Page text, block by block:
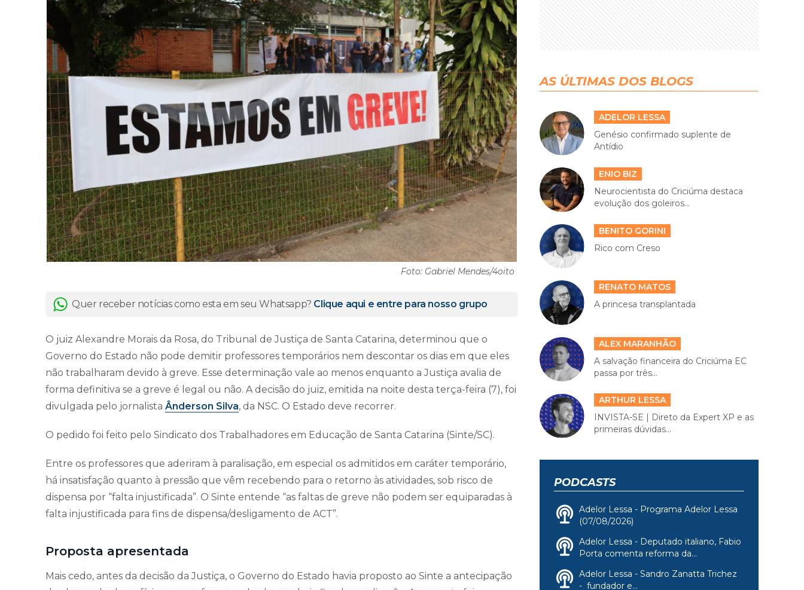
Foto: Gabriel Mendes/4oito
Quer receber notícias como esta em seu Whatsapp? Clique aqui e entre para nosso grupo
O juiz Alexandre Morais da Rosa, do Tribunal de Justiça de Santa Catarina, determinou que o
Governo do Estado não pode demitir professores temporários nem descontar os dias em que eles
não trabalharam devido à greve. Esse determinação vale ao menos enquanto a Justiça avalia de
forma definitiva se a greve é legal ou não. A decisão do juiz, emitida na noite desta terça-feira (7), foi
divulgada pelo jornalista Ânderson Silva, da NSC. O Estado deve recorrer.
O pedido foi feito pelo Sindicato dos Trabalhadores em Educação de Santa Catarina (Sinte/SC).
Entre os professores que aderiram à paralisação, em especial os admitidos em caráter temporário,
há insatisfação quanto à pressão que vêm recebendo para o retorno às atividades, sob risco de
dispensa por “falta injustificada”. O Sinte entende “as faltas de greve não podem ser equiparadas à
falta injustificada para fins de dispensa/desligamento de ACT”.
Proposta apresentada
Mais cedo, antes da decisão da Justiça, o Governo do Estado havia proposto ao Sinte a antecipação
AS ÚLTIMAS DOS BLOGS
ADELOR LESSA
Genésio confirmado suplente de
Antídio
ENIO BIZ
Neurocientista do Criciúma destaca
evolução dos goleiros...
BENITO GORINI
Rico com Creso
RENATO MATOS
A princesa transplantada
ALEX MARANHÃO
A salvação financeira do Criciúma EC
passa por três...
ARTHUR LESSA
INVISTA-SE | Direto da Expert XP e as
primeiras dúvidas...
PODCASTS
Adelor Lessa - Programa Adelor Lessa
(07/08/2026)
Adelor Lessa - Deputado italiano, Fabio
Porta comenta reforma da...
Adelor Lessa - Sandro Zanatta Trichez
- fundador e...